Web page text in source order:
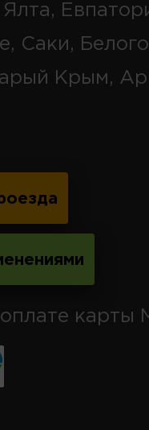
Саки,
Крым,
карты